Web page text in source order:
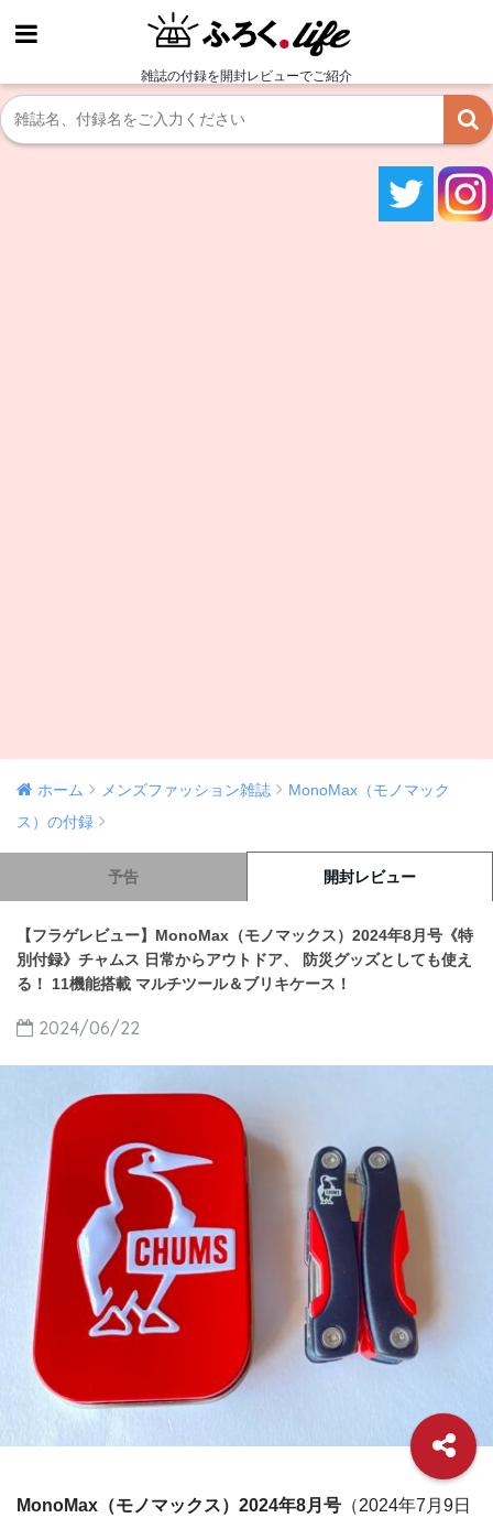
雑誌の付録を開封レビューでご紹介
ホーム メンズファッション雑誌
MonoMax（モノマック
ス）の付録
予告 開封レビュー
【フラゲレビュー】MonoMax（モノマックス）2024年8月号《特
別付録》チャムス 日常からアウトドア、 防災グッズとしても使え
る！ 11機能搭載 マルチツール＆ブリキケース！
2024/06/22
MonoMax（モノマックス）2024年8月号 （2024年7月9日